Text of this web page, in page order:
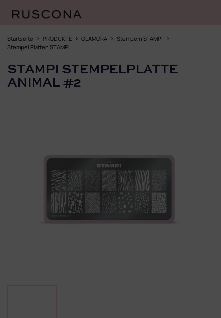
Inhalt
springen
Startseite PRODUKTE GLAMORA
Stempeln STAMPI
Stempel Platten STAMPI
STAMPI STEMPELPLATTE
ANIMAL #2